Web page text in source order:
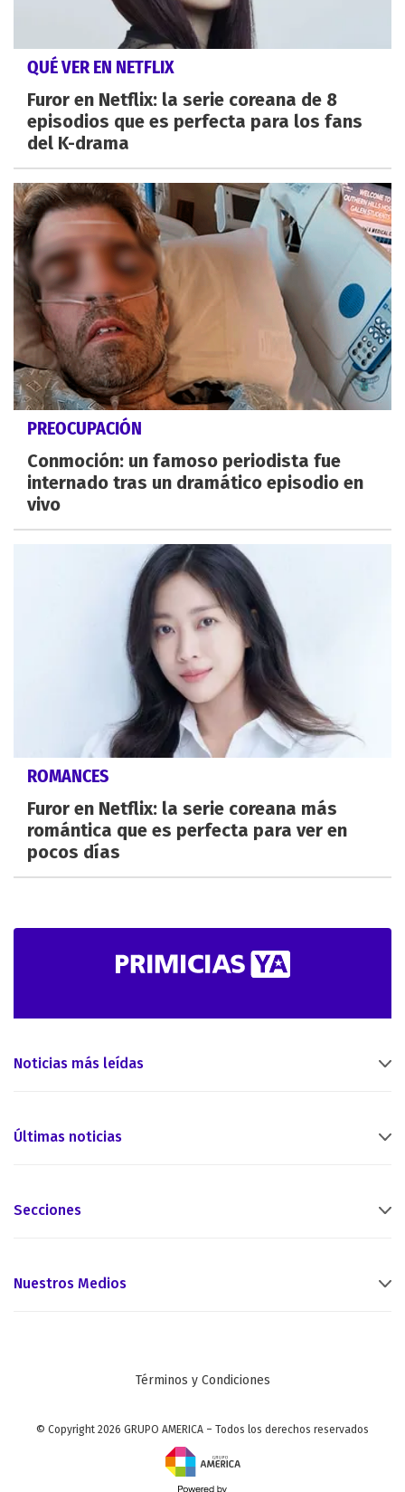
QUÉ VER EN NETFLIX
Furor en Netflix: la serie coreana de 8
episodios que es perfecta para los fans
del K-drama
PREOCUPACIÓN
Conmoción: un famoso periodista fue
internado tras un dramático episodio en
vivo
ROMANCES
Furor en Netflix: la serie coreana más
romántica que es perfecta para ver en
pocos días
Noticias más leídas
Últimas noticias
Secciones
Nuestros Medios
Términos y Condiciones
© Copyright 2026 GRUPO AMERICA – Todos los derechos reservados